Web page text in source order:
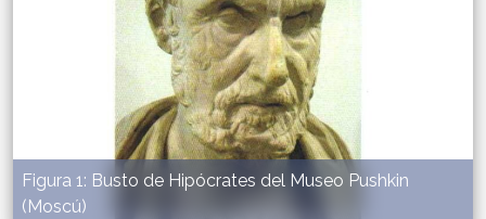
Figura 1: Busto de Hipócrates del Museo Pushkin
(Moscú)